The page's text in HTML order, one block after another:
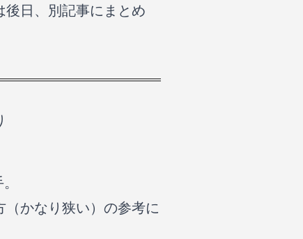
日、別記事にまとめ
かなり狭い）の参考に